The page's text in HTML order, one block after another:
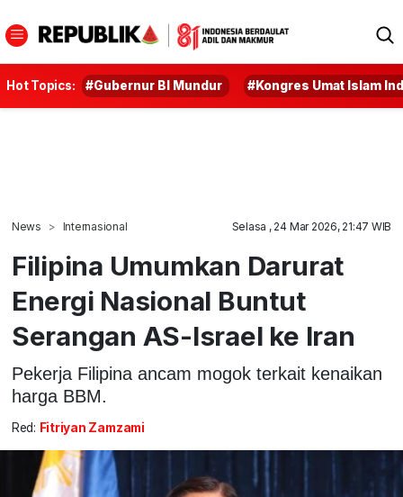
Hot Topics: #Gubernur BI Mundur #Kongres Umat Islam
News Internasional Selasa , 24 Mar 2026, 21:47 WIB
Filipina Umumkan Darurat
Energi Nasional Buntut
Serangan AS-Israel ke Iran
Pekerja Filipina ancam mogok terkait kenaikan
harga BBM.
Red: Fitriyan Zamzami